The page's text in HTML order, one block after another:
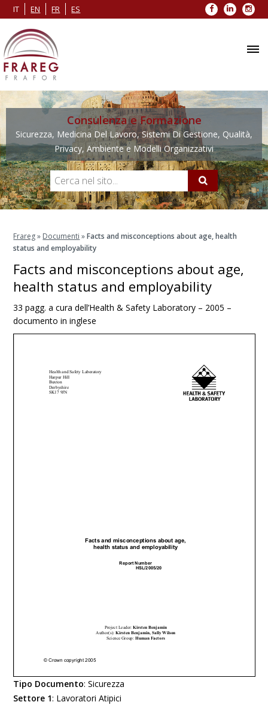
IT EN FR ES Facebook
LinkedIn
Consulenza e Formazione
Sicurezza, Medicina Del Lavoro, Sistemi Di Gestione, Qualità,
Privacy, Ambiente e Modelli Organizzativi
Frareg» Documenti »Facts and misconceptions about age, health
status and employability
Facts and misconceptions about age,
health status and employability
33 pagg. a cura dell’Health & Safety Laboratory – 2005 –
documento in inglese
Tipo Documento:Sicurezza
Settore 1: Lavoratori Atipici